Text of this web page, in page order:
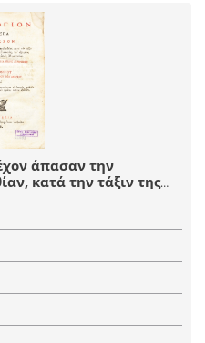
κατά την τάξιν της
και εξαιρέτως
Μοναστηρίων, /
διαιρεθέν υπό
του Ιμβρίου υφ΄
και περιστατικώτερον
εορτών, και νυν